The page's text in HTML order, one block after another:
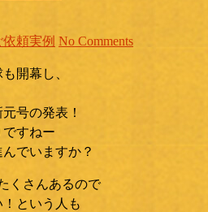
依頼実例 No Comments
開幕し、
号の発表！
すねー
でいますか？
くさんあるので
という人も